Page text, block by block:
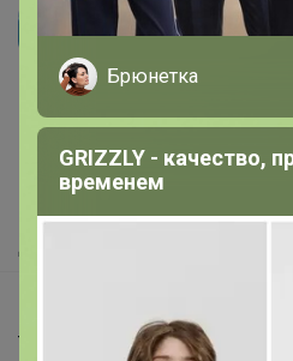
Как здесь все устроено?
Как сделать заказ?
Торговые марки
Брюнетка
GRIZZLY - качество,
временем